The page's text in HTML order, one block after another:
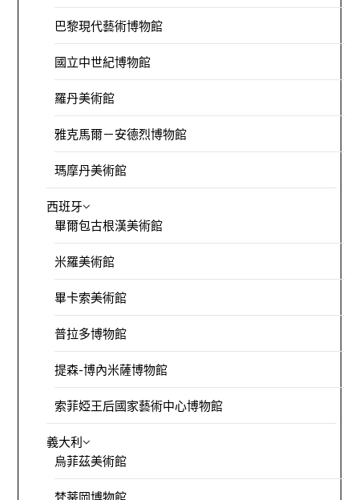
巴黎現代藝術博物館
國立中世紀博物館
羅丹美術館
雅克馬爾－安德烈博物館
瑪摩丹美術館
西班牙
畢爾包古根漢美術館
米羅美術館
畢卡索美術館
普拉多博物館
提森-博內米薩博物館
索菲婭王后國家藝術中心博物館
義大利
烏菲茲美術館